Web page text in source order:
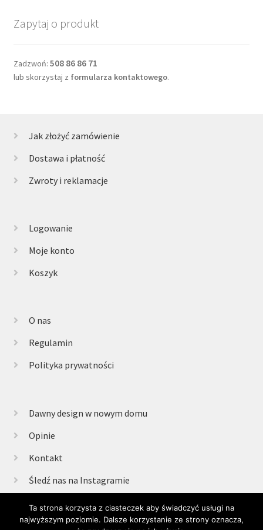
Zapytaj o produkt
Zadzwoń: 508 86 86 71
lub skorzystaj z formularza kontaktowego.
Jak złożyć zamówienie
Dostawa i płatność
Zwroty i reklamacje
Logowanie
Moje konto
Koszyk
O nas
Regulamin
Polityka prywatności
Dawny design w nowym domu
Opinie
Kontakt
Śledź nas na Instagramie
Ta strona korzysta z ciasteczek aby świadczyć usługi na
najwyższym poziomie. Dalsze korzystanie ze strony oznacza,